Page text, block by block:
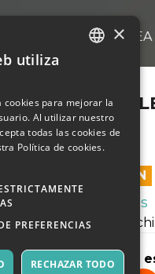
DEL CUORE DI
CUORE DI
- 21:00
LÍNEA TERMINARON
en Vivo, Clubes
Menni e Andrea
Compartir
SPANISH
×
utiliza
cookies para mejorar la
Al utilizar nuestro
todas las cookies de
Política de cookies.
PREFERENCIAS
RECHAZAR TODO